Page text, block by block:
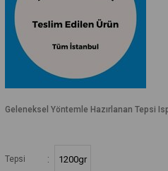
Geleneksel Yöntemle Hazırlanan Tepsi
Tepsi : 1200gr